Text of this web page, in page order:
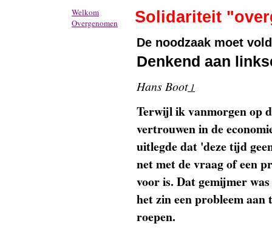
Welkom
Overgenomen
Solidariteit
De noodzaak moet
Denkend aan
Hans Boot1
Terwijl ik vanmorgen op
vertrouwen in de
uitlegde dat 'deze tijd
net met de vraag of een
voor is. Dat gemijmer
het zin een probleem
roepen.